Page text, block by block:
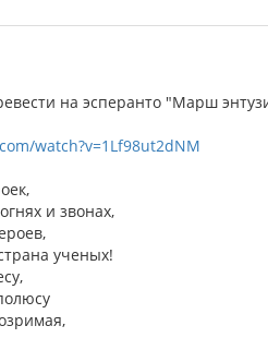
на эсперанто "Марш
watch?v=1Lf98ut2dNM
и звонах,
ученых!